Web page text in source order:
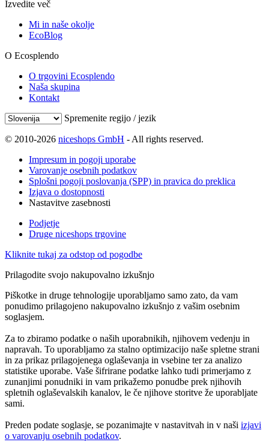
Izvedite več
Mi in naše okolje
EcoBlog
O Ecosplendo
O trgovini Ecosplendo
Naša skupina
Kontakt
Spremenite regijo / jezik
© 2010-2026 niceshops GmbH - All rights reserved.
Impresum in pogoji uporabe
Varovanje osebnih podatkov
Splošni pogoji poslovanja (SPP) in pravica do preklica
Izjava o dostopnosti
Nastavitve zasebnosti
Podjetje
Druge niceshops trgovine
Kliknite tukaj za odstop od pogodbe
Prilagodite svojo nakupovalno izkušnjo
Piškotke in druge tehnologije uporabljamo samo zato, da vam
ponudimo prilagojeno nakupovalno izkušnjo z vašim osebnim
soglasjem.
Za to zbiramo podatke o naših uporabnikih, njihovem vedenju in
napravah. To uporabljamo za stalno optimizacijo naše spletne strani
in za prikaz prilagojenega oglaševanja in vsebine ter za analizo
statistike uporabe. Vaše šifrirane podatke lahko tudi primerjamo z
zunanjimi ponudniki in vam prikažemo ponudbe prek njihovih
spletnih oglaševalskih kanalov, le če njihove storitve že uporabljate
sami.
Preden podate soglasje, se pozanimajte v nastavitvah in v naši izjavi
o varovanju osebnih podatkov.